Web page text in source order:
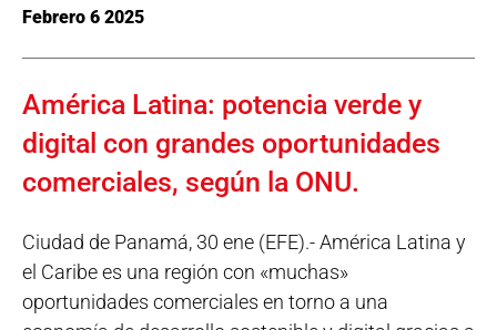
Febrero 6 2025
América Latina: potencia verde y
digital con grandes oportunidades
comerciales, según la ONU.
Ciudad de Panamá, 30 ene (EFE).- América Latina y
el Caribe es una región con «muchas»
oportunidades comerciales en torno a una